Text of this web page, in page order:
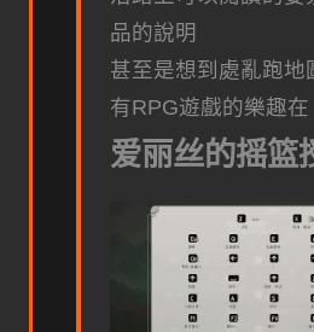
品的說明
甚至是想到處亂跑地
有RPG遊戲的樂趣在
爱丽丝的摇篮